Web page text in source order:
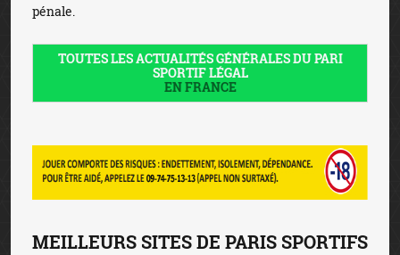
pénale.
TOUTES LES ACTUALITÉS GÉNÉRALES DU PARI
SPORTIF LÉGAL
EN FRANCE
MEILLEURS SITES DE PARIS SPORTIFS